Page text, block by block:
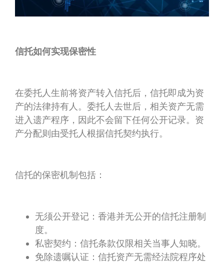
信托如何实现保密性
在委托人生前将资产转入信托后，信托即成为资
产的法律持有人。委托人去世后，相关资产无需
进入遗产程序，因此不会留下任何公开记录。资
产分配则由受托人根据信托契约执行。
信托的保密机制包括：
无须公开登记：香港并无公开的信托注册制
度。
私密契约：信托条款仅限相关当事人知晓。
免除遗嘱认证：信托资产无需经法院程序处